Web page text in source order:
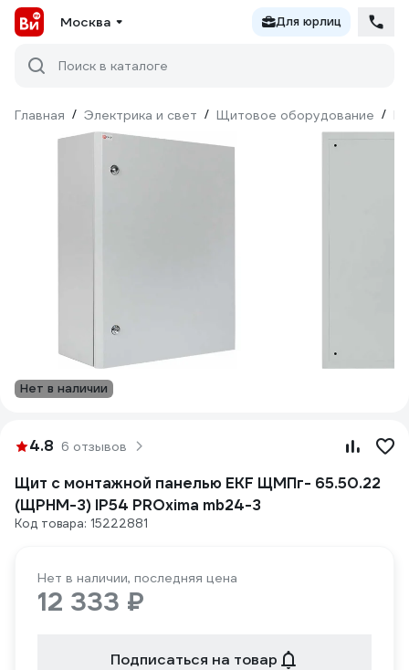
Москва Для юрлиц
Поиск в каталоге
Главная / Электрика и свет / Щитовое оборудование /
Нет в наличии
4.8 6 отзывов
Щит с монтажной панелью EKF ЩМПг- 65.50.22
(ЩРНМ-3) IP54 PROxima mb24-3
Код товара: 15222881
Нет в наличии, последняя цена
12 333 ₽
Подписаться на товар